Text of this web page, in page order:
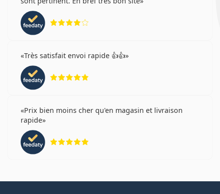
avant l'utilisation.
Très satisfait envoi rapide 👍👍
Prix bien moins cher qu'en magasin et livraison
rapide